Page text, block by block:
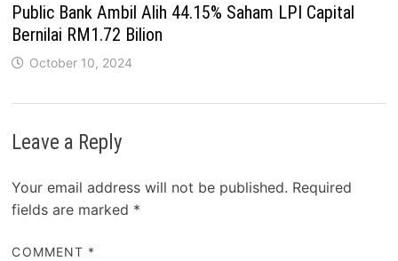
Public Bank Ambil Alih 44.15% Saham LPI Capital
Bernilai RM1.72 Bilion
October 10, 2024
Leave a Reply
Your email address will not be published. Required
fields are marked *
COMMENT *